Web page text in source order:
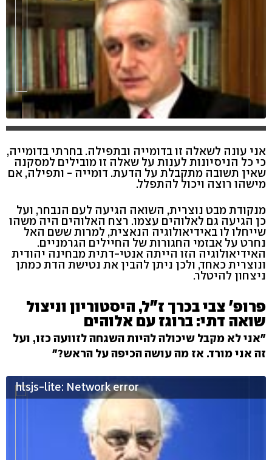
אני עונה לשאלה זו בדומייה ובתפילה. בחרתי בדומייה,
כי כל הניסיונות לענות על שאלה זו מובילים למסקנה
שאין תשובה מתקבלת על הדעת. דומייה - ותפילה, אם
מישהו רוצה ויכול להתפלל.
מנקודת מבט נוצרית, השואה הגיעה לעם הנבחר, ועל
כן הגיעה גם לאלוהים עצמו. רצח האלוהים היה משהו
שייחלו לו באידיאולוגיה הנאצית, למרות ששם האל
נחרט על אבזמי החגורות של החיילים הגרמניים.
האידיאולוגיה הזו הייתה אנטי-דתית מבחינה יהודית
ונוצרית כאחד, ולכן ניתן להבין את נטישת הדת כמתן
ניצחון להיטלר.
פרופ' צבי בכרך ז"ל, היסטוריון וניצול
שואה דתי: ברוגז עם אלוהים
"אני לא מקבל שיכולה להיות השגחה לזוועה כזו, ועל
זה אני מורד. אז מה עושה הכיפה על הראש?"
hlsjs-lite: Network error